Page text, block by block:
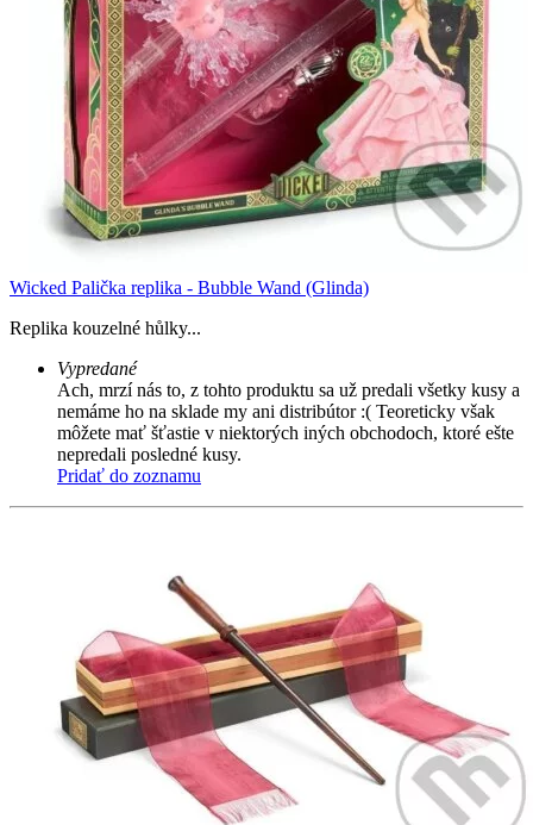
Wicked Palička replika - Bubble Wand (Glinda)
Replika kouzelné hůlky...
Vypredané
Ach, mrzí nás to, z tohto produktu sa už predali všetky kusy a
nemáme ho na sklade my ani distribútor :( Teoreticky však
môžete mať šťastie v niektorých iných obchodoch, ktoré ešte
nepredali posledné kusy.
Pridať do zoznamu